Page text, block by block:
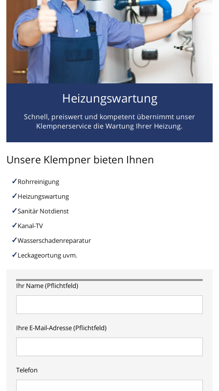
Heizungswartung
Schnell, preiswert und kompetent übernimmt unser
Klempnerservice die Wartung Ihrer Heizung.
Unsere Klempner bieten Ihnen
Rohrreinigung
Heizungswartung
Sanitär Notdienst
Kanal-TV
Wasserschadenreparatur
Leckageortung uvm.
Ihr Name (Pflichtfeld)
Ihre E-Mail-Adresse (Pflichtfeld)
Telefon